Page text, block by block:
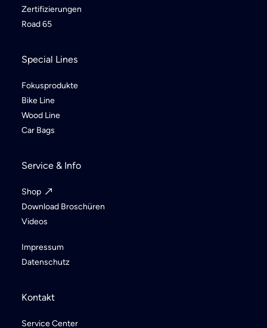
Zertifizierungen
Road 65
Special Lines
Fokusprodukte
Bike Line
Wood Line
Car Bags
Service & Info
Shop
Download Broschüren
Videos
Impressum
Datenschutz
Kontakt
Service Center